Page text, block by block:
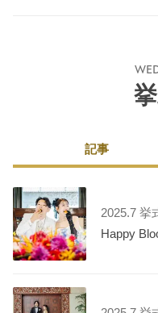
記事
2025.7 挙
Happy